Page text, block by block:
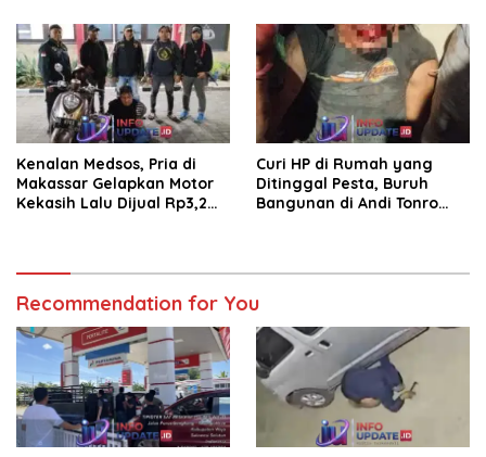
Kenalan Medsos, Pria di
Makassar Gelapkan Motor
Kekasih Lalu Dijual Rp3,2
Curi HP di Rumah yang
Ditinggal Pesta, Buruh
Bangunan di Andi Tonro
Recommendation for You